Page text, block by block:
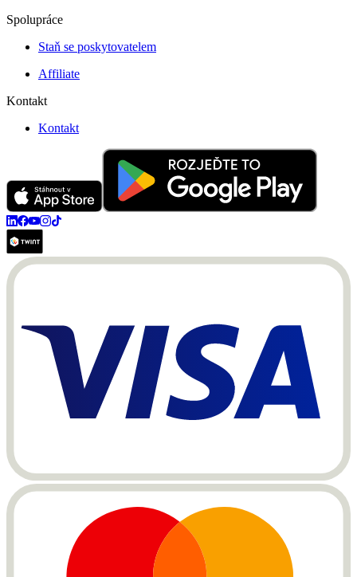
Spolupráce
Staň se poskytovatelem
Affiliate
Kontakt
Kontakt